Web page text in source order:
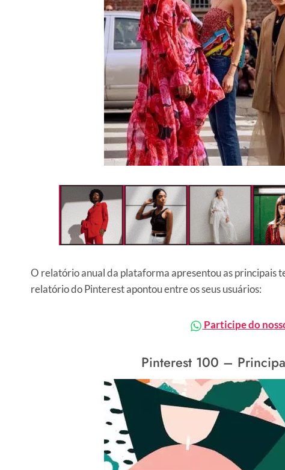
O relatório anual da plataforma apresentou as principais
relatório do Pinterest apontou entre os seus usuários:
Participe do
Pinterest 100 –